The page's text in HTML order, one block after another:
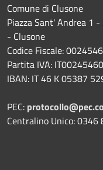
Comune di Clusone
Piazza Sant' Andrea 1
- Clusone
Codice Fiscale:
Partita IVA:
IBAN: IT 46 K 05387
PEC:
Centralino Unico: 0346